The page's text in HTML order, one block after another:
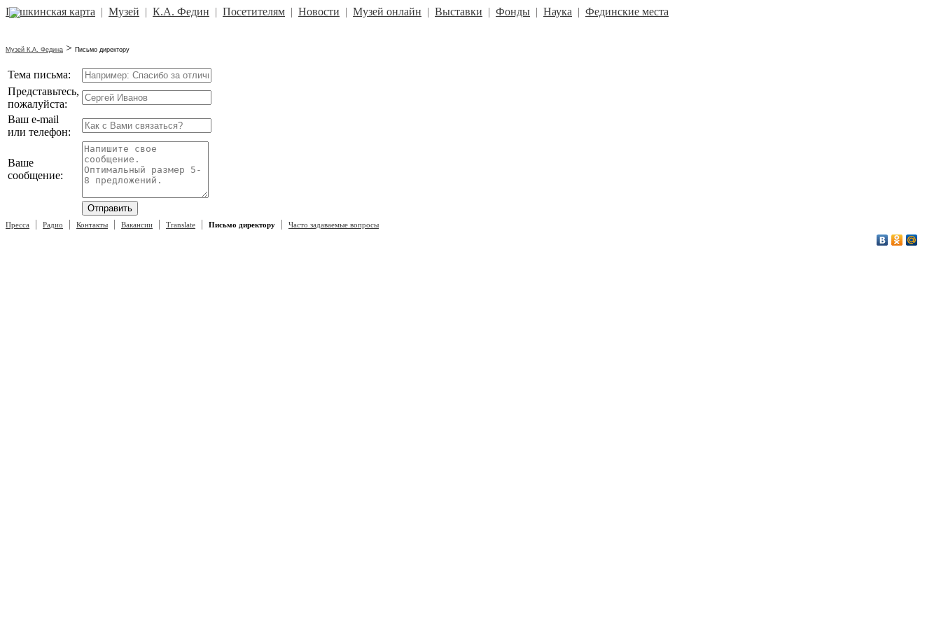
Пушкинская карта | Музей | К.А. Федин | Посетителям | Новости | Музей онлайн | Выставки | Фонды | Наука | Фединские места
Музей К.А. Федина > Письмо директору
Тема письма:
Представьтесь,
пожалуйста:
Ваш e-mail
или телефон:
Ваше
сообщение:
Пресса | Радио | Контакты | Вакансии | Translate | Письмо директору | Часто задаваемые вопросы